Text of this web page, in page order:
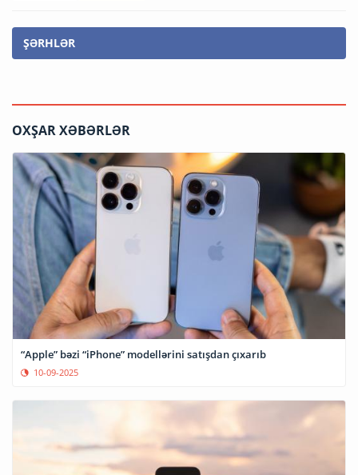
ŞƏRHLƏR
OXŞAR XƏBƏRLƏR
“Apple” bəzi “iPhone” modellərini satışdan çıxarıb
10-09-2025